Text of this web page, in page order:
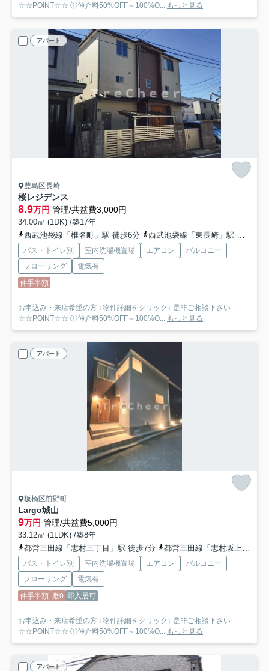
☆☆POINT☆☆ ①仲介料50%OFF～100%O...
もっと見る
アパート
豊島区長崎
桜レジデンス
8.9万円 管理/共益費3,000円
34.00㎡ (1DK) /築17年
西武池袋線「椎名町」駅 徒歩6分
西武池袋線「東長崎」駅 徒歩13分
バス・トイレ別 室内洗濯機置場 エアコン
バルコニー
フローリング
電気有
仲手半額
お申込み・来店希望の方 ↓物件詳細をクリック↓ 是非ご相談下さい
☆☆POINT☆☆ ①仲介料50%OFF～100%O...
もっと見る
アパート
板橋区前野町
Largo城山
9万円 管理/共益費5,000円
33.12㎡ (1LDK) /築8年
都営三田線「志村三丁目」駅 徒歩7分
都営三田線「志村坂上」駅 徒歩12分
バス・トイレ別 室内洗濯機置場 エアコン
バルコニー
フローリング
電気有
仲手半額 敷0 即入居可
お申込み・来店希望の方 ↓物件詳細をクリック↓ 是非ご相談下さい
☆☆POINT☆☆ ①仲介料50%OFF～100%O...
もっと見る
アパート